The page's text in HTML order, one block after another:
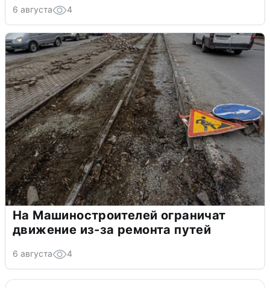
6 августа 4
На Машиностроителей ограничат
движение из-за ремонта путей
6 августа 4